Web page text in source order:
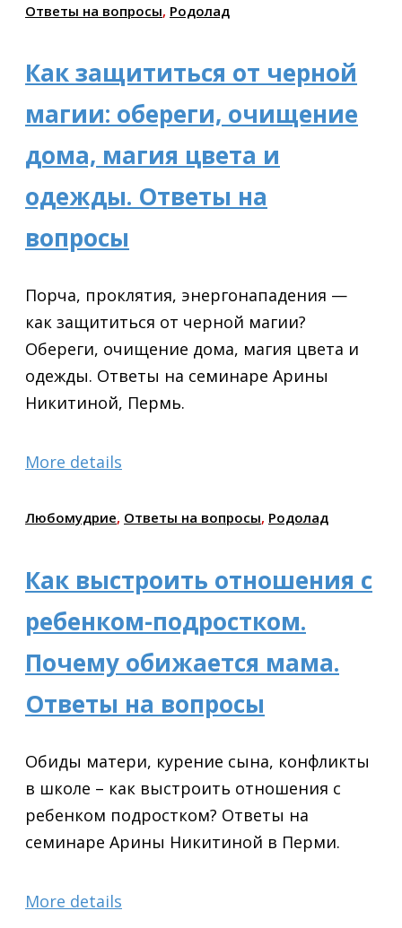
Ответы на вопросы, Родолад
Как защититься от черной
магии: обереги, очищение
дома, магия цвета и
одежды. Ответы на
вопросы
Порча, проклятия, энергонападения —
как защититься от черной магии?
Обереги, очищение дома, магия цвета и
одежды. Ответы на семинаре Арины
Никитиной, Пермь.
More details
Любомудрие, Ответы на вопросы, Родолад
Как выстроить отношения с
ребенком-подростком.
Почему обижается мама.
Ответы на вопросы
Обиды матери, курение сына, конфликты
в школе – как выстроить отношения с
ребенком подростком? Ответы на
семинаре Арины Никитиной в Перми.
More details